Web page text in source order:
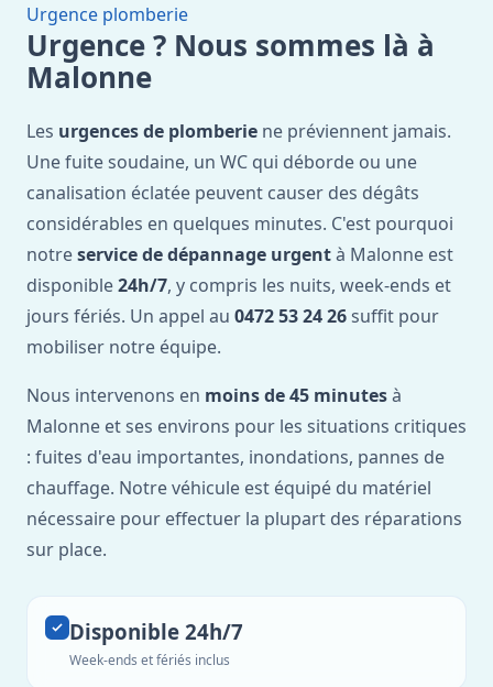
Urgence plomberie
Urgence ? Nous sommes là à
Malonne
Les urgences de plomberie ne préviennent jamais.
Une fuite soudaine, un WC qui déborde ou une
canalisation éclatée peuvent causer des dégâts
considérables en quelques minutes. C'est pourquoi
notreservice de dépannage urgentà Malonne est
disponible24h/7, y compris les nuits, week-ends et
jours fériés. Un appel au 0472 53 24 26 suffit pour
mobiliser notre équipe.
Nous intervenons en moins de 45 minutesà
Malonne et ses environs pour les situations critiques
: fuites d'eau importantes, inondations, pannes de
chauffage. Notre véhicule est équipé du matériel
nécessaire pour effectuer la plupart des réparations
sur place.
Disponible 24h/7
Week-ends et fériés inclus